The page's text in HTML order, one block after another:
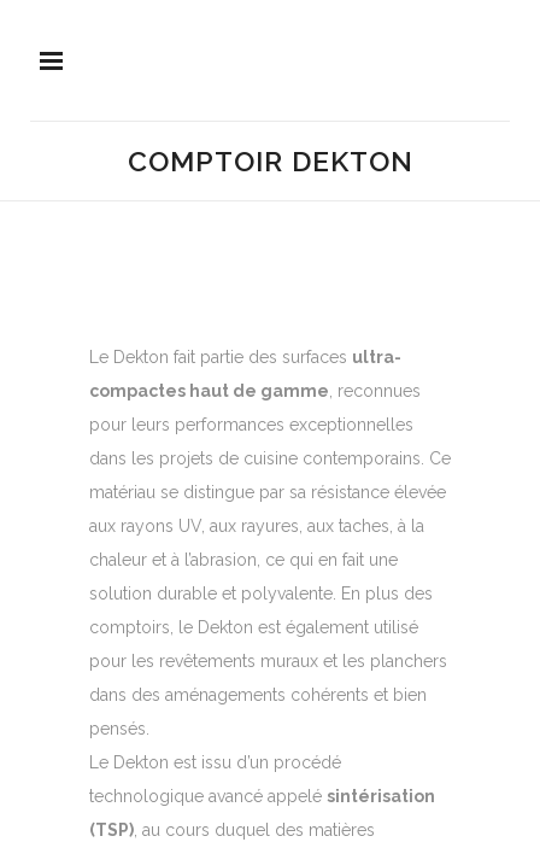
COMPTOIR DEKTON
Le Dekton fait partie des surfaces ultra-
compactes haut de gamme , reconnues
pour leurs performances exceptionnelles
dans les projets de cuisine contemporains. Ce
matériau se distingue par sa résistance élevée
aux rayons UV, aux rayures, aux taches, à la
chaleur et à l’abrasion, ce qui en fait une
solution durable et polyvalente. En plus des
comptoirs, le Dekton est également utilisé
pour les revêtements muraux et les planchers
dans des aménagements cohérents et bien
pensés.
Le Dekton est issu d’un procédé
technologique avancé appelé sintérisation
(TSP) , au cours duquel des matières